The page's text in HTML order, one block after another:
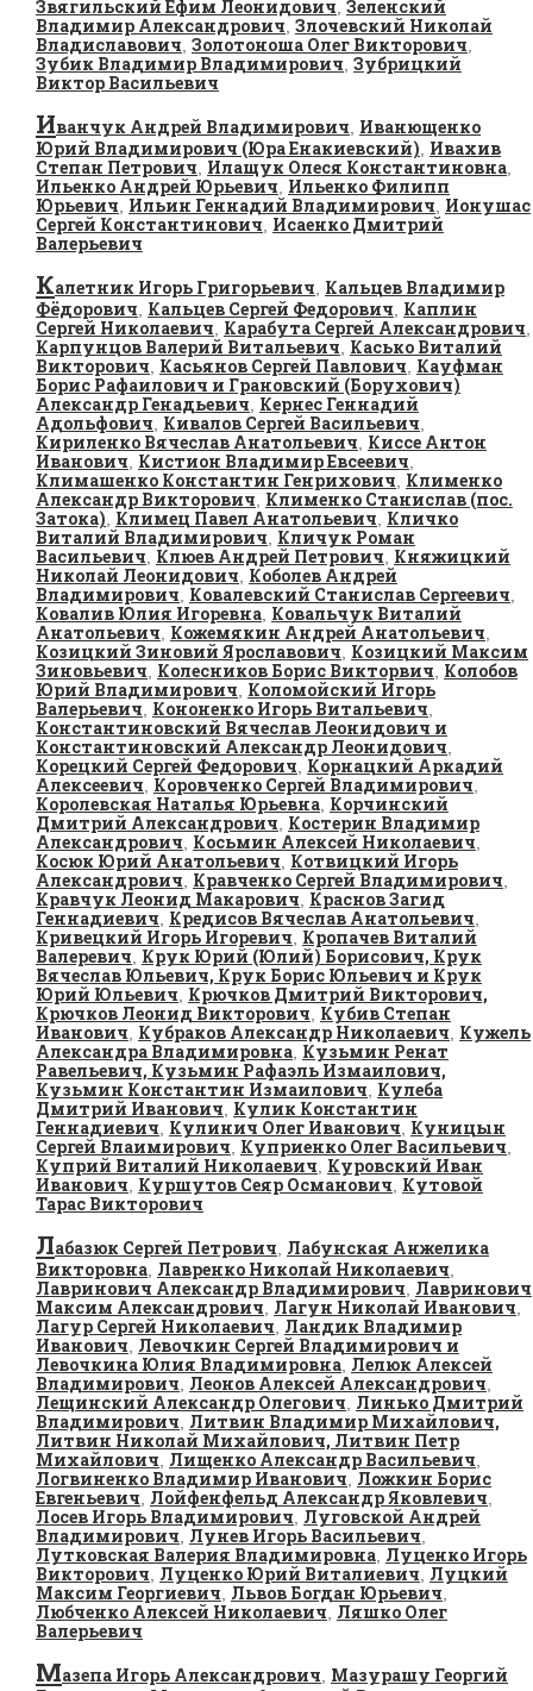
Звягильский Ефим Леонидович, Зеленский
Владимир Александрович, Злочевский Николай
Владиславович, Золотоноша Олег Викторович,
Зубик Владимир Владимирович, Зубрицкий
Виктор Васильевич
Иванчук Андрей Владимирович, Иванющенко
Юрий Владимирович (Юра Енакиевский), Ивахив
Степан Петрович, Илащук Олеся Константиновна,
Ильенко Андрей Юрьевич, Ильенко Филипп
Юрьевич, Ильин Геннадий Владимирович, Ионушас
Сергей Константинович, Исаенко Дмитрий
Валерьевич
Калетник Игорь Григорьевич, Кальцев Владимир
Фёдорович, Кальцев Сергей Федорович, Каплин
Сергей Николаевич, Карабута Сергей Александрович,
Карпунцов Валерий Витальевич, Касько Виталий
Викторович, Касьянов Сергей Павлович, Кауфман
Борис Рафаилович и Грановский (Борухович)
Александр Генадьевич, Кернес Геннадий
Адольфович, Кивалов Сергей Васильевич,
Кириленко Вячеслав Анатольевич, Киссе Антон
Иванович, Кистион Владимир Евсеевич,
Климашенко Константин Генрихович, Клименко
Александр Викторович, Клименко Станислав (пос.
Затока), Климец Павел Анатольевич, Кличко
Виталий Владимирович, Кличук Роман
Васильевич, Клюев Андрей Петрович, Княжицкий
Николай Леонидович, Коболев Андрей
Владимирович, Ковалевский Станислав Сергеевич,
Ковалив Юлия Игоревна, Ковальчук Виталий
Анатольевич, Кожемякин Андрей Анатольевич,
Козицкий Зиновий Ярославович, Козицкий Максим
Зиновьевич, Колесников Борис Викторвич, Колобов
Юрий Владимирович, Коломойский Игорь
Валерьевич, Кононенко Игорь Витальевич,
Константиновский Вячеслав Леонидович и
Константиновский Александр Леонидович,
Корецкий Сергей Федорович, Корнацкий Аркадий
Алексеевич, Коровченко Сергей Владимирович,
Королевская Наталья Юрьевна, Корчинский
Дмитрий Александрович, Костерин Владимир
Александрович, Косьмин Алексей Николаевич,
Косюк Юрий Анатольевич, Котвицкий Игорь
Александрович, Кравченко Сергей Владимирович,
Кравчук Леонид Макарович, Краснов Загид
Геннадиевич, Кредисов Вячеслав Анатольевич,
Кривецкий Игорь Игоревич, Кропачев Виталий
Валеревич, Крук Юрий (Юлий) Борисович, Крук
Вячеслав Юльевич, Крук Борис Юльевич и Крук
Юрий Юльевич, Крючков Дмитрий Викторович,
Крючков Леонид Викторович, Кубив Степан
Иванович, Кубраков Александр Николаевич, Кужель
Александра Владимировна, Кузьмин Ренат
Равельевич, Кузьмин Рафаэль Измаилович,
Кузьмин Константин Измаилович, Кулеба
Дмитрий Иванович, Кулик Константин
Геннадиевич, Кулинич Олег Иванович, Куницын
Сергей Влаимирович, Куприенко Олег Васильевич,
Куприй Виталий Николаевич, Куровский Иван
Иванович, Куршутов Сеяр Османович, Кутовой
Тарас Викторович
Лабазюк Сергей Петрович, Лабунская Анжелика
Викторовна, Лавренко Николай Николаевич,
Лавринович Александр Владимирович, Лавринович
Максим Александрович, Лагун Николай Иванович,
Лагур Сергей Николаевич, Ландик Владимир
Иванович, Левочкин Сергей Владимирович и
Левочкина Юлия Владимировна, Лелюк Алексей
Владимирович, Леонов Алексей Александрович,
Лещинский Александр Олегович, Линько Дмитрий
Владимирович, Литвин Владимир Михайлович,
Литвин Николай Михайлович, Литвин Петр
Михайлович, Лищенко Александр Васильевич,
Логвиненко Владимир Иванович, Ложкин Борис
Евгеньевич, Лойфенфельд Александр Яковлевич,
Лосев Игорь Владимирович, Луговской Андрей
Владимирович, Лунев Игорь Васильевич,
Лутковская Валерия Владимировна, Луценко Игорь
Викторович, Луценко Юрий Виталиевич, Луцкий
Максим Георгиевич, Львов Богдан Юрьевич,
Любченко Алексей Николаевич, Ляшко Олег
Валерьевич
Мазепа Игорь Александрович, Мазурашу Георгий